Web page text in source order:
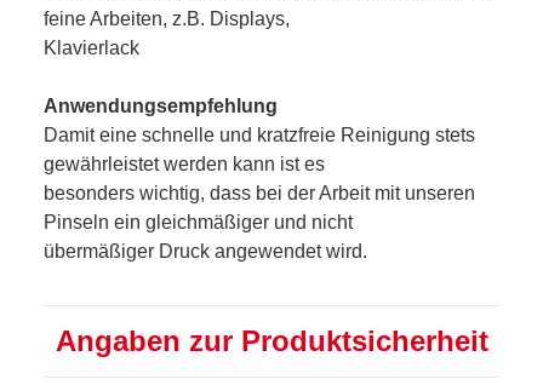
feine Arbeiten, z.B. Displays,
Klavierlack
Anwendungsempfehlung
Damit eine schnelle und kratzfreie Reinigung stets
gewährleistet werden kann ist es
besonders wichtig, dass bei der Arbeit mit unseren
Pinseln ein gleichmäßiger und nicht
übermäßiger Druck angewendet wird.
Angaben zur Produktsicherheit